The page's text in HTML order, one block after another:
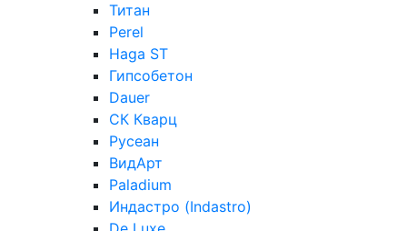
Титан
Perel
Haga ST
Гипсобетон
Dauer
СК Кварц
Русеан
ВидАрт
Paladium
Индастро (Indastro)